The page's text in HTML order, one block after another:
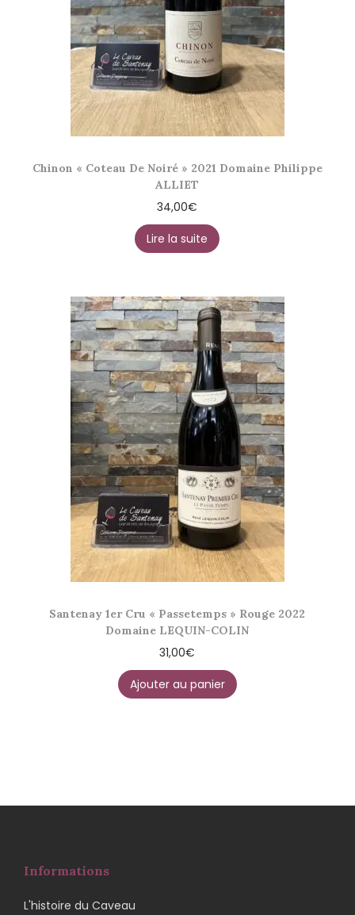
Chinon « Coteau De Noiré » 2021 Domaine Philippe
ALLIET
34,00€
Lire la suite
Santenay 1er Cru « Passetemps » Rouge 2022
Domaine LEQUIN-COLIN
31,00€
Ajouter au panier
Informations
L'histoire du Caveau